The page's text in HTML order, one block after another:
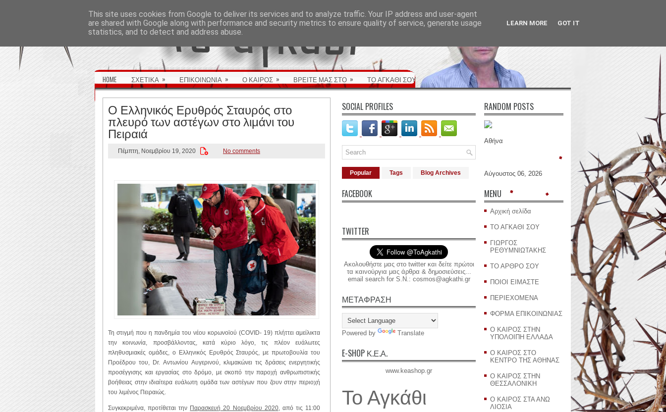
HOME ΣΧΕΤΙΚΑ » ΕΠΙΚΟΙΝΩΝΙΑ » Ο ΚΑΙΡΟΣ » ΒΡΕΙΤΕ ΜΑΣ ΣΤΟ » ΤΟ ΑΓΚΑΘΙ ΣΟΥ
Ο Ελληνικός Ερυθρός Σταυρός στο
πλευρό των αστέγων στο λιμάνι του
Πειραιά
Πέμπτη, Νοεμβρίου 19, 2020 No comments
Τη στιγμή που η πανδημία του νέου κορωνοϊού (COVID- 19) πλήττει αμείλικτα
την κοινωνία, προσβάλλοντας, κατά κύριο λόγο, τις πλέον ευάλωτες
πληθυσμιακές ομάδες, ο Ελληνικός Ερυθρός Σταυρός, με πρωτοβουλία του
Προέδρου του, Dr. Αντωνίου Αυγερινού, κλιμακώνει τις δράσεις ενεργητικής
προσέγγισης και εργασίας στο δρόμο, με σκοπό την παροχή ανθρωπιστικής
βοήθειας στην ιδιαίτερα ευάλωτη ομάδα των αστέγων που ζουν στην περιοχή
του λιμένος Πειραιώς.
Συγκεκριμένα, προτίθεται την Παρασκευή 20 Νοεμβρίου 2020, από τις 11:00
SOCIAL PROFILES
Popular Tags Blog Archives
FACEBOOK
TWITTER
Ακολουθήστε μας στο twitter και δείτε πρώτοι
τα καινούργια μας άρθρα & δημοσιεύσεις...
email search for S.N.: cosmos@agkathi.gr
ΜΕΤΑΦΡΑΣΗ
Powered by Translate
E-SHOP Κ.Ε.Α.
www.keashop.gr
Το Αγκάθι
RANDOM POSTS
Αθήνα
Αύγουστος 06, 2026
MENU
Αρχική σελίδα
ΤΟ ΑΓΚΑΘΙ ΣΟΥ
ΓΙΩΡΓΟΣ
ΡΕΘΥΜΝΙΩΤΑΚΗΣ
ΤΟ ΑΡΘΡΟ ΣΟΥ
ΠΟΙΟΙ ΕΙΜΑΣΤΕ
ΠΕΡΙΕΧΟΜΕΝΑ
ΦΟΡΜΑ ΕΠΙΚΟΙΝΩΝΙΑΣ
Ο ΚΑΙΡΟΣ ΣΤΗΝ
ΥΠΟΛΟΙΠΗ ΕΛΛΑΔΑ
Ο ΚΑΙΡΟΣ ΣΤΟ
ΚΕΝΤΡΟ ΤΗΣ ΑΘΗΝΑΣ
Ο ΚΑΙΡΟΣ ΣΤΗΝ
ΘΕΣΣΑΛΟΝΙΚΗ
Ο ΚΑΙΡΟΣ ΣΤΑ ΑΝΩ
ΛΙΟΣΙΑ
This site uses cookies from Google to deliver its services and to analyze traffic. Your IP address and user-agent
are shared with Google along with performance and security metrics to ensure quality of service, generate usage
statistics, and to detect and address abuse.
LEARN MORE GOT IT